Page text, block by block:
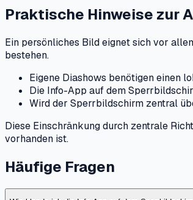
Praktische Hinweise zur
Ein persönliches Bild eignet sich vor
bestehen.
Eigene Diashows benötigen einen
Die Info-App auf dem
Wird der Sperrbildschirm zentral
Diese Einschränkung durch zentrale
vorhanden ist.
Häufige Fragen